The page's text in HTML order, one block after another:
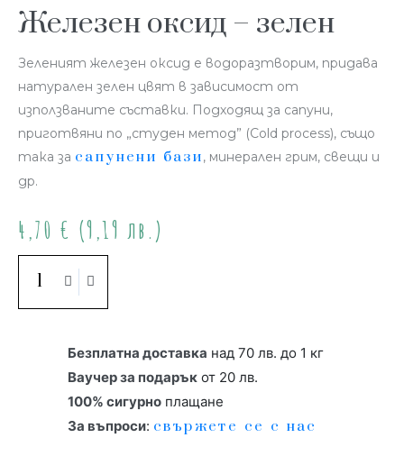
Железен оксид – зелен
Зеленият железен оксид е водоразтворим, придава
натурален зелен цвят в зависимост от
използваните съставки. Подходящ за сапуни,
приготвяни по „студен метод” (Cold process), също
така за сапунени бази, минерален грим, свещи и
др.
4,70 € (9,19 лв.)
Безплатна доставка над 70 лв. до 1 кг
Ваучер за подарък от 20 лв.
100% сигурно плащане
За въпроси: свържете се с нас